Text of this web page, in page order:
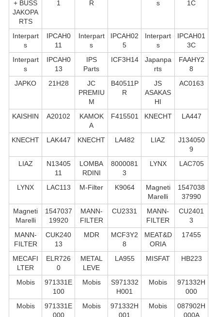
+ BUSS
JAKOPA
RTS
1 R s 1C
Interpart
s
IPCAH0
11
Interpart
s
IPCAH02
5
Interpart
s
IPCAH01
3C
Interpart
s
IPCAH0
13
IPS
Parts
ICF3H14
Japanpa
rts
FAAHY2
8
JAPKO
21H28
JC
PREMIU
M
B40511P
R
JS
ASAKAS
HI
AC0163
KAISHIN A20102
KAMOK
A
F415501 KNECHT LA447
KNECHT LAK447 KNECHT LA482 LIAZ
J134050
9
LIAZ
N13405
11
LOMBA
RDINI
8000081
3
LYNX LAC705
LYNX LAC113 M-Filter K9064
Magneti
Marelli
1547038
37990
Magneti
Marelli
1547037
19920
MANN-
FILTER
CU2331
MANN-
FILTER
CU2401
3
MANN-
FILTER
CUK240
13
MDR
MCF3Y2
8
MEAT&D
ORIA
17455
MECAFI
LTER
ELR726
0
METAL
LEVE
LA955 MISFAT HB223
Mobis
971331E
100
Mobis
S971332
H001
Mobis
971332H
000
Mobis
971331E
000
Mobis
971332H
001
Mobis
087902H
000A